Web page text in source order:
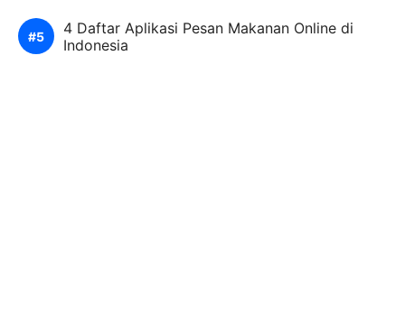
4 Daftar Aplikasi Pesan Makanan Online di
Indonesia